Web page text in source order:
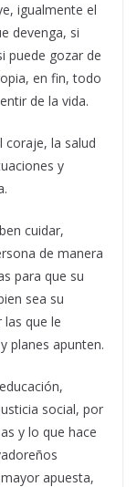
igualmente el
devenga, si
puede gozar de
en fin, todo
de la vida.
coraje, la salud
y
cuidar,
de manera
para que su
sea su
que le
planes apunten.
social, por
y lo que hace
apuesta,